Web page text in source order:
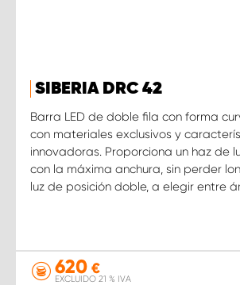
SIBERIA DRC 42
Barra LED de doble fila con forma
con materiales exclusivos y
innovadoras. Proporciona un haz de
con la máxima anchura, sin perder
luz de posición doble, a elegir entre
620 €
EXCLUIDO 21 % IVA